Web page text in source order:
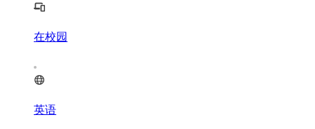
在校园
英语